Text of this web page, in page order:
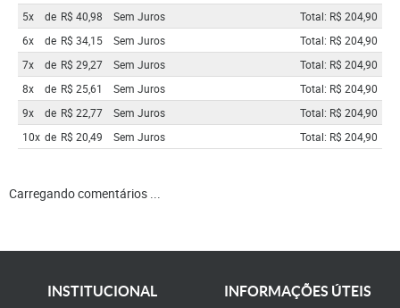
5x
de R$ 40,98 Sem Juros
Total: R$ 204,90
6x
de R$ 34,15 Sem Juros
Total: R$ 204,90
7x
de R$ 29,27 Sem Juros
Total: R$ 204,90
8x
de R$ 25,61 Sem Juros
Total: R$ 204,90
9x
de R$ 22,77 Sem Juros
Total: R$ 204,90
10x de R$ 20,49 Sem Juros Total: R$ 204,90
Carregando comentários ...
INSTITUCIONAL INFORMAÇÕES ÚTEIS